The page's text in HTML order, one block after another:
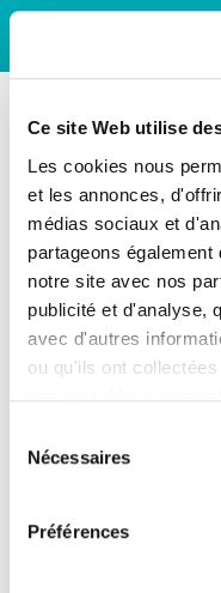
Ce site Web utilise
Les cookies nous
et les annonces,
médias sociaux et
partageons
notre site avec nos
publicité et d'analyse,
avec d'autres
ou qu'ils ont
Nécessaires
Préférences